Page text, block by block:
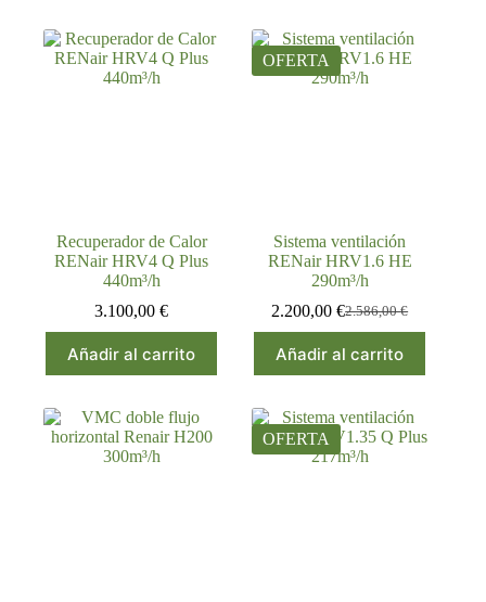
Recuperador de Calor
RENair HRV4 Q Plus
440m³/h
3.100,00€
Añadir al carrito
OFERTA
Sistema ventilación
RENair HRV1.6 HE
290m³/h
2.586,00€
El
original
era:
2.200,00€
El
actual
es:
Añadir al carrito
OFERTA